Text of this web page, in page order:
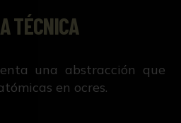
TÉCNICA
una abstracción que
en ocres.